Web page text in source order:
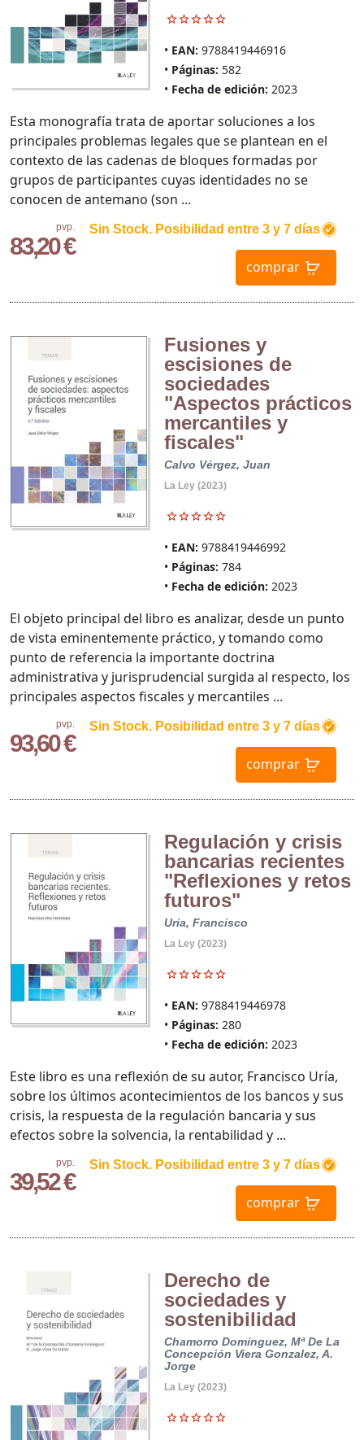
EAN: 9788419446916
Páginas: 582
Fecha de edición: 2023
pvp.
83,20 €
Sin Stock. Posibilidad entre 3 y 7 días
comprar
Esta monografía trata de aportar soluciones a los
principales problemas legales que se plantean en el
contexto de las cadenas de bloques formadas por
grupos de participantes cuyas identidades no se
conocen de antemano (son ...
Fusiones y
escisiones de
sociedades
"Aspectos prácticos
mercantiles y
fiscales"
Calvo Vérgez, Juan
La Ley (2023)
EAN: 9788419446992
Páginas: 784
Fecha de edición: 2023
pvp.
93,60 €
Sin Stock. Posibilidad entre 3 y 7 días
comprar
El objeto principal del libro es analizar, desde un punto
de vista eminentemente práctico, y tomando como
punto de referencia la importante doctrina
administrativa y jurisprudencial surgida al respecto, los
principales aspectos fiscales y mercantiles ...
Regulación y crisis
bancarias recientes
"Reflexiones y retos
futuros"
Uria, Francisco
La Ley (2023)
EAN: 9788419446978
Páginas: 280
Fecha de edición: 2023
pvp.
39,52 €
Sin Stock. Posibilidad entre 3 y 7 días
comprar
Este libro es una reflexión de su autor, Francisco Uría,
sobre los últimos acontecimientos de los bancos y sus
crisis, la respuesta de la regulación bancaria y sus
efectos sobre la solvencia, la rentabilidad y ...
Derecho de
sociedades y
sostenibilidad
Chamorro Domínguez, Mª De La
Concepción Viera Gonzalez, A.
Jorge
La Ley (2023)